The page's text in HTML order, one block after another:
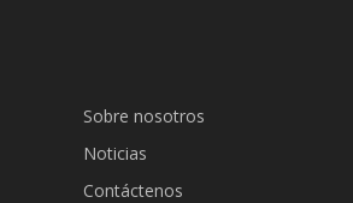
Sobre nosotros
Noticias
Contáctenos